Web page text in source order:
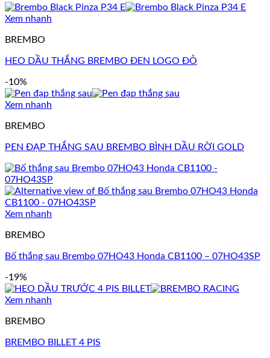
Xem nhanh
BREMBO
HEO DẦU THẮNG BREMBO ĐEN LOGO ĐỎ
-10%
Xem nhanh
BREMBO
PEN ĐẠP THẮNG SAU BREMBO BÌNH DẦU RỜI GOLD
Xem nhanh
BREMBO
Bố thắng sau Brembo 07HO43 Honda CB1100 – 07HO43SP
-19%
Xem nhanh
BREMBO
BREMBO BILLET 4 PIS